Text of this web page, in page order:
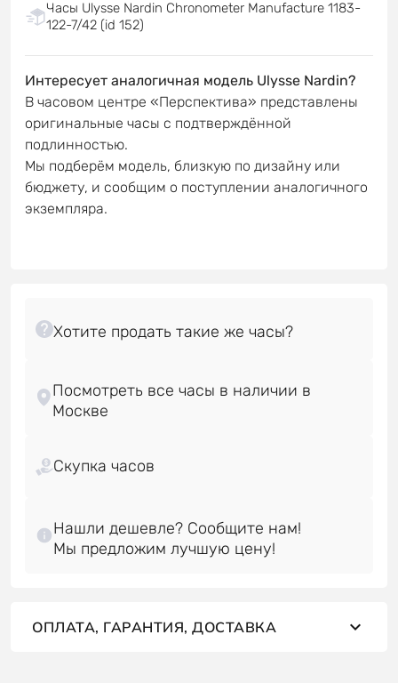
Часы Ulysse Nardin Chronometer Manufacture 1183-
122-7/42 (id 152)
Интересует аналогичная модель Ulysse Nardin?
В часовом центре «Перспектива» представлены
оригинальные часы с подтверждённой
подлинностью.
Мы подберём модель, близкую по дизайну или
бюджету, и сообщим о поступлении аналогичного
экземпляра.
Посмотреть все часы в наличии в
Скупка часов
Нашли дешевле? Сообщите нам!
ОПЛАТА, ГАРАНТИЯ, ДОСТАВКА